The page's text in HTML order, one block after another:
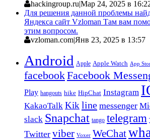
hackingroup.ru|Мар 24, 2025 в
Для решения данной проблемы
Яндекса сайт Vzloman Там вам
этим вопросом.
vzloman.com|Янв 23, 2025 в 13:57
Android Apple Apple Watch App
facebookFacebook
Play hangouts hike HipChat Instagram
KakaoTalk Kik line messenger
slack Snapchat tango telegram
Twitter viber Voxer WeChat